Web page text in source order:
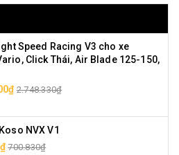
Speed Racing V3 cho xe
Click Thái, Air Blade 125-150,
2.748.330₫
NVX V1
700.830₫